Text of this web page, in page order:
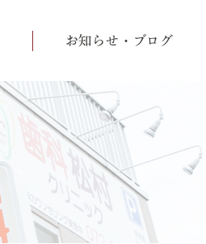
お知らせ・ブログ